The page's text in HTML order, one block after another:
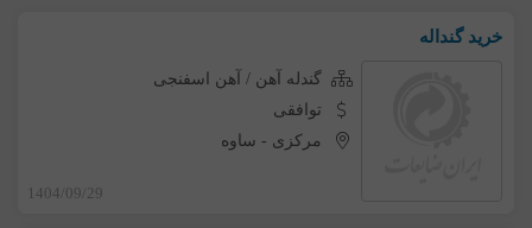
خرید گنداله
گندله آهن / آهن اسفنجی
توافقی
مرکزی - ساوه
1404/09/29